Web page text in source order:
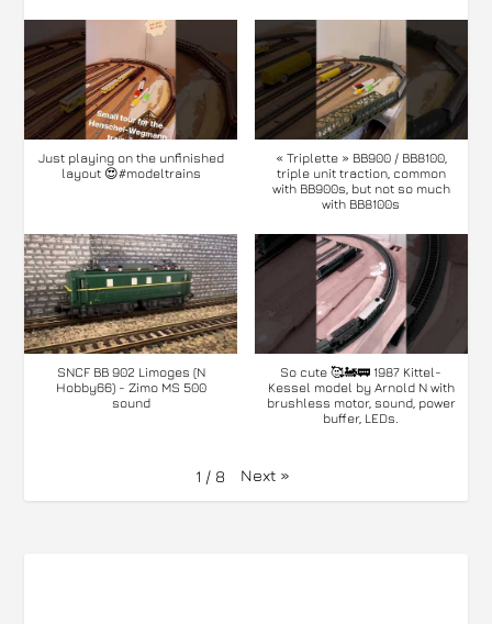
Just playing on the unfinished
layout 😍#modeltrains
« Triplette » BB900 / BB8100,
triple unit traction, common
with BB900s, but not so much
with BB8100s
SNCF BB 902 Limoges (N
Hobby66) - Zimo MS 500
sound
So cute 🥰🚂🚃 1987 Kittel-
Kessel model by Arnold N with
brushless motor, sound, power
buffer, LEDs.
1 / 8 Next »